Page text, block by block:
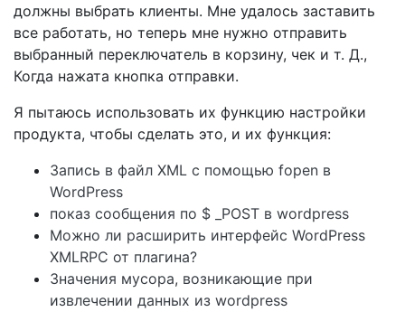
должны выбрать клиенты. Мне удалось заставить
все работать, но теперь мне нужно отправить
выбранный переключатель в корзину, чек и т. Д.,
Когда нажата кнопка отправки.
Я пытаюсь использовать их функцию настройки
продукта, чтобы сделать это, и их функция:
Запись в файл XML с помощью fopen в
WordPress
показ сообщения по $ _POST в wordpress
Можно ли расширить интерфейс WordPress
XMLRPC от плагина?
Значения мусора, возникающие при
извлечении данных из wordpress